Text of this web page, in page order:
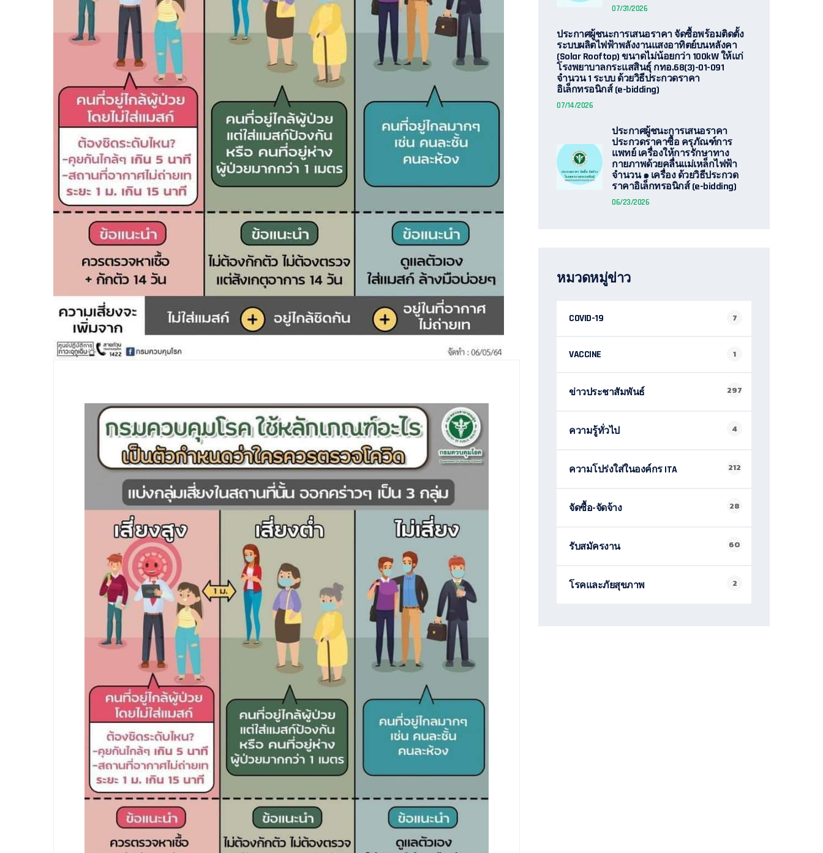
07/31/2026
ประกาศผู้ชนะการเสนอราคา จัดซื้อพร้อมติดตั้ง
ระบบผลิตไฟฟ้าพลังงานแสงอาทิตย์บนหลังคา
(Solar Rooftop) ขนาดไม่น้อยกว่า 100kW ให้แก่
โรงพยาบาลกระแสสินธุ์ กทอ.68(3)-01-091
จำนวน 1 ระบบ ด้วยวิธีประกวดราคา
อิเล็กทรอนิกส์ (e-bidding)
07/14/2026
ประกาศผู้ชนะการเสนอราคา
ประกวดราคาซื้อ ครุภัณฑ์การ
แพทย์ เครื่องให้การรักษาทาง
กายภาพด้วยคลื่นแม่เหล็กไฟฟ้า
จำนวน ๑ เครื่อง ด้วยวิธีประกวด
ราคาอิเล็กทรอนิกส์ (e-bidding)
06/23/2026
หมวดหมู่ข่าว
COVID-19 7
VACCINE 1
ข่าวประชาสัมพันธ์ 297
ความรู้ทั่วไป 4
ความโปร่งใส่ในองค์กร ITA 212
จัดซื้อ-จัดจ้าง 28
รับสมัครงาน 60
โรคและภัยสุขภาพ 2